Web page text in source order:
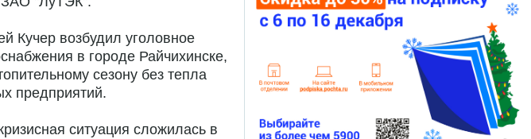
Кучер возбудил уголовное
в городе Райчихинске,
сезону без тепла
предприятий.
ситуация сложилась в